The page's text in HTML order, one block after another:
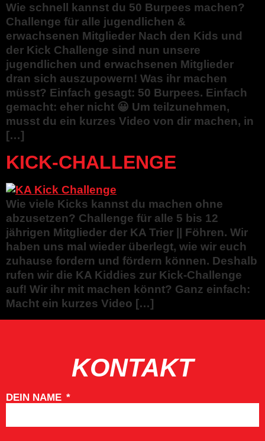
Wie schnell kannst du 50 Burpees machen?
Challenge für alle jugendlichen &
erwachsenen Mitglieder Nach den Kids und
der Kick Challenge sind nun unsere
jugendlichen und erwachsenen Mitglieder
dran sich auszupowern! Was ihr machen
müsst? Einfach gesagt: 50 Burpees. Einfach
gemacht: eher nicht 😀 Um teilzunehmen,
musst du ein kurzes Video von dir machen, in
[…]
KICK-CHALLENGE
Wie viele Kicks kannst du machen ohne
abzusetzen? Challenge für alle 5 bis 12
jährigen Mitglieder der KA Trier || Föhren. Wir
haben uns mal wieder überlegt, wie wir euch
zuhause fordern und fördern können. Deshalb
rufen wir die KA Kiddies zur Kick-Challenge
auf! Wir ihr mit machen könnt? Ganz einfach:
Macht ein kurzes Video […]
KONTAKT
DEIN NAME